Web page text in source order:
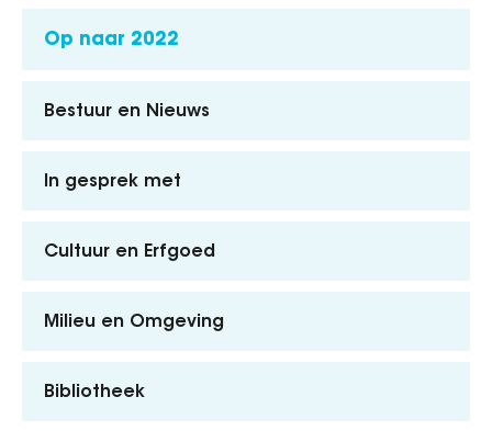
Op naar 2022
Bestuur en Nieuws
In gesprek met
Cultuur en Erfgoed
Milieu en Omgeving
Bibliotheek